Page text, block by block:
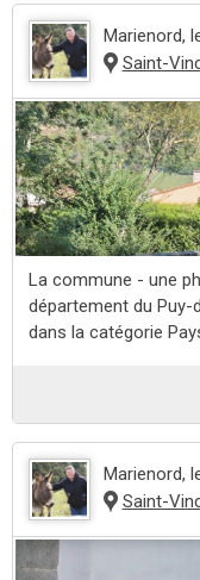
Marienord,
Saint-
La commune - une
département du Puy-
dans la catégorie
Marienord,
Saint-